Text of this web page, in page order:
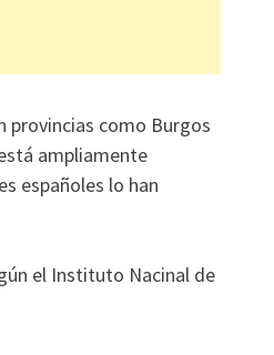
provincias como Burgos
ampliamente
españoles lo han
el Instituto Nacinal de